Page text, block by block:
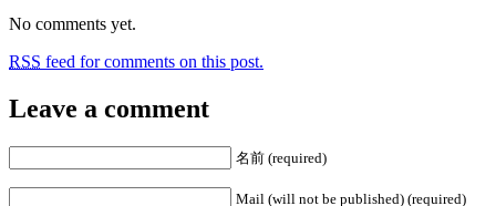
No comments yet.
RSS feed for comments on this post.
Leave a comment
名前 (required)
Mail (will not be published) (required)